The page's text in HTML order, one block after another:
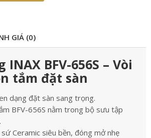
GIÁ (0)
BFV-656S – Vòi
tắm đặt sàn
dạng đặt sàn sang trọng.
BFV-656S nằm trong bộ sưu tập
Ceramic siêu bền, đóng mở nhẹ